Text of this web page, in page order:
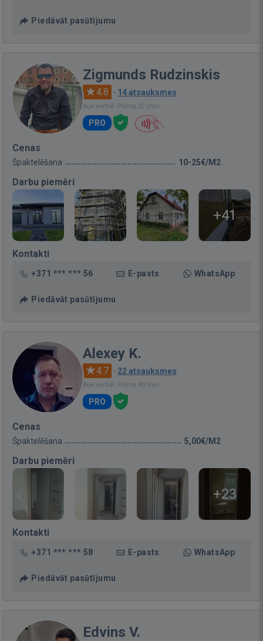
Piedāvāt pasūtījumu
Zigmunds Rudzinskis
4.8 · 14 atsauksmes
Bija vietnē: Pirms 27 min.
PRO
Cenas
Špaktelēšana 10-25€/M2
Darbu piemēri
+41
Kontakti
+371 *** *** 56 E-pasts WhatsApp
Piedāvāt pasūtījumu
Alexey K.
4.7 · 22 atsauksmes
Bija vietnē: Pirms 43 min.
PRO
Cenas
Špaktelēšana 5,00€/M2
Darbu piemēri
+23
Kontakti
+371 *** *** 58 E-pasts WhatsApp
Piedāvāt pasūtījumu
Edvins V.